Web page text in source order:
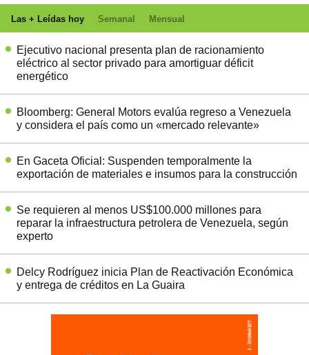
Las + Leídas hoy Semanal Mensual
Ejecutivo nacional presenta plan de racionamiento
eléctrico al sector privado para amortiguar déficit
energético
Bloomberg: General Motors evalúa regreso a Venezuela
y considera el país como un «mercado relevante»
En Gaceta Oficial: Suspenden temporalmente la
exportación de materiales e insumos para la construcción
Se requieren al menos US$100.000 millones para
reparar la infraestructura petrolera de Venezuela, según
experto
Delcy Rodríguez inicia Plan de Reactivación Económica
y entrega de créditos en La Guaira